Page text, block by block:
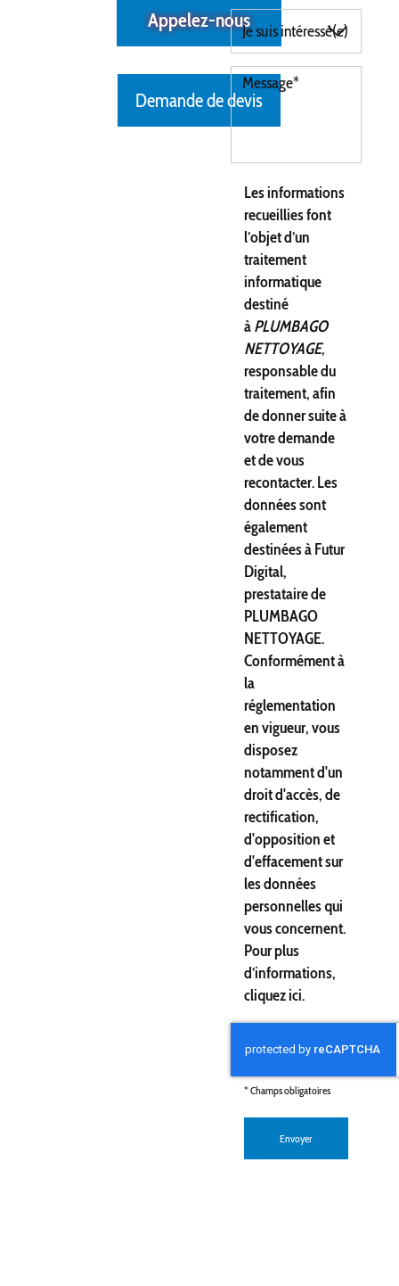
Appelez-nous
Demande de devis
Les informations
recueillies font
l’objet d’un
traitement
informatique
destiné
àPLUMBAGO
NETTOYAGE,
responsable du
traitement, afin
de donner suite à
votre demande
et de vous
recontacter. Les
données sont
également
destinées à Futur
Digital,
prestataire de
PLUMBAGO
NETTOYAGE.
Conformément à
la
réglementation
en vigueur, vous
disposez
notamment d'un
droit d'accès, de
rectification,
d'opposition et
d'effacement sur
les données
personnelles qui
vous concernent.
Pour plus
d’informations,
cliquezici.
* Champs obligatoires